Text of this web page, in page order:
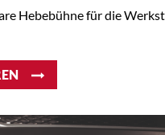
Hebebühne für die